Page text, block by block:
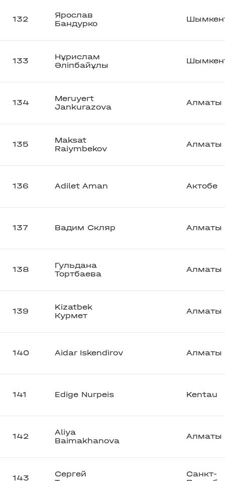
132
Ярослав
Бандурко
133
Нұрислам
Әліпбайұлы
134
Meruyert
Jankurazova
Алматы
135
Maksat
Raiymbekov
Алматы
136 Adilet Aman Актобе
137 Вадим Скляр Алматы
138
Гульдана
Тортбаева
Алматы
139
Kizatbek
Курмет
Алматы
140 Aidar Iskendirov Алматы
141 Edige Nurpeis Kentau
142
Aliya
Baimakhanova
Алматы
143
Сергей
Санкт-